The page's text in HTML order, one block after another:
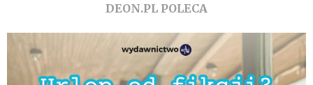
DEON.PL POLECA